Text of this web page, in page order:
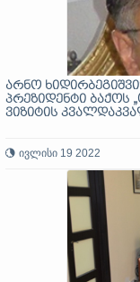
არნო
პრეზიდენტი ბაქოს
ვიზიტის
ივლისი 19 2022